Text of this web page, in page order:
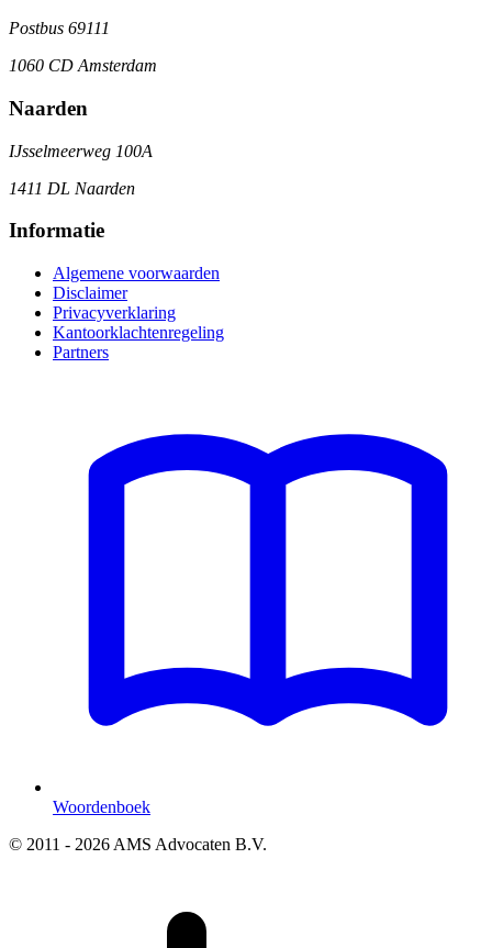
Postbus 69111
1060 CD Amsterdam
Naarden
IJsselmeerweg 100A
1411 DL Naarden
Informatie
Algemene voorwaarden
Disclaimer
Privacyverklaring
Kantoorklachtenregeling
Partners
Woordenboek
© 2011 - 2026 AMS Advocaten B.V.